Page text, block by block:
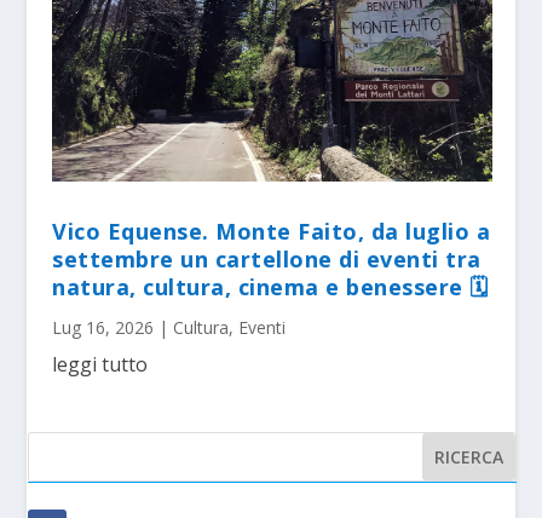
Vico Equense. Monte Faito, da luglio a
settembre un cartellone di eventi tra
natura, cultura, cinema e benessere 🗓
Lug 16, 2026 | Cultura, Eventi
leggi tutto